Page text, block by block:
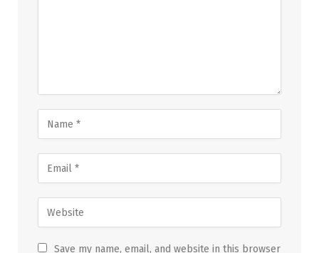
Save my name, email, and website in this browser